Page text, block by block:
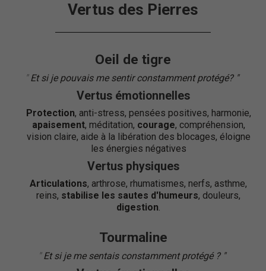
Vertus des Pierres
Oeil de tigre
"Et si je pouvais me sentir constamment protégé? ""
Vertus émotionnelles
Protection, anti-stress, pensées positives, harmonie,
apaisement, méditation, courage, compréhension,
vision claire, aide à la libération des blocages, éloigne
les énergies négatives
Vertus physiques
Articulations, arthrose, rhumatismes, nerfs, asthme,
reins, stabilise les sautes d'humeurs, douleurs,
digestion.
Tourmaline
"Et si je me sentais constamment protégé ? ""